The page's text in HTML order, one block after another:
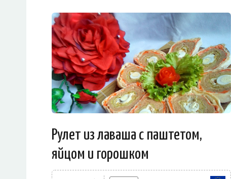
Рулет из лаваша с паштетом,
яйцом и горошком